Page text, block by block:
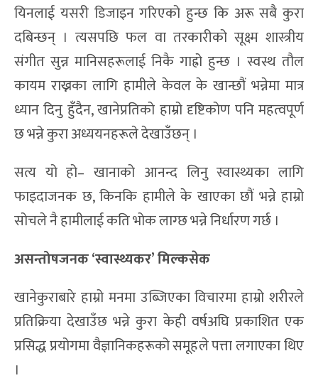
यिनलाई यसरी डिजाइन गरिएको हुन्छ कि अरू सबै कुरा
दबिन्छन् । त्यसपछि फल वा तरकारीको सूक्ष्म शास्त्रीय
संगीत सुन्न मानिसहरूलाई निकै गाह्रो हुन्छ । स्वस्थ तौल
कायम राख्नका लागि हामीले केवल के खान्छौं भन्नेमा मात्र
ध्यान दिनु हुँदैन, खानेप्रतिको हाम्रो दृष्टिकोण पनि महत्वपूर्ण
छ भन्ने कुरा अध्ययनहरूले देखाउँछन् ।
सत्य यो हो– खानाको आनन्द लिनु स्वास्थ्यका लागि
फाइदाजनक छ, किनकि हामीले के खाएका छौं भन्ने हाम्रो
सोचले नै हामीलाई कति भोक लाग्छ भन्ने निर्धारण गर्छ ।
असन्तोषजनक ‘स्वास्थ्यकर’ मिल्कसेक
खानेकुराबारे हाम्रो मनमा उब्जिएका विचारमा हाम्रो शरीरले
प्रतिक्रिया देखाउँछ भन्ने कुरा केही वर्षअघि प्रकाशित एक
प्रसिद्ध प्रयोगमा वैज्ञानिकहरूको समूहले पत्ता लगाएका थिए
।